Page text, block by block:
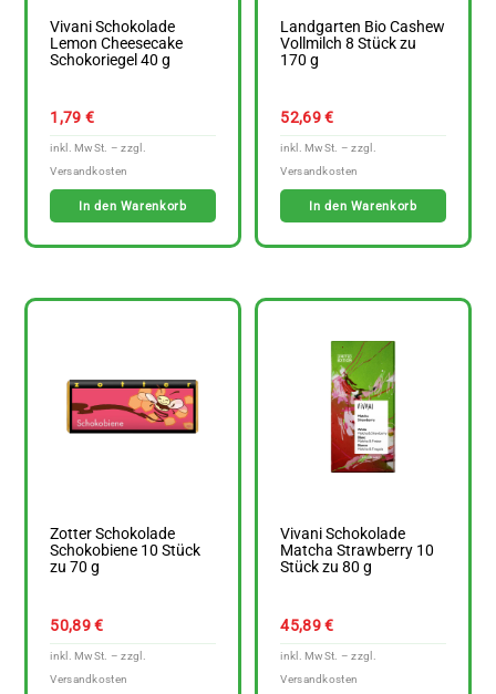
Vivani Schokolade
Lemon Cheesecake
Schokoriegel 40 g
1,79 €
In den Warenkorb
Landgarten Bio Cashew
Vollmilch 8 Stück zu
170 g
52,69€
In den Warenkorb
Zotter Schokolade
Schokobiene 10 Stück
zu 70 g
50,89€
Vivani Schokolade
Matcha Strawberry 10
Stück zu 80 g
45,89€